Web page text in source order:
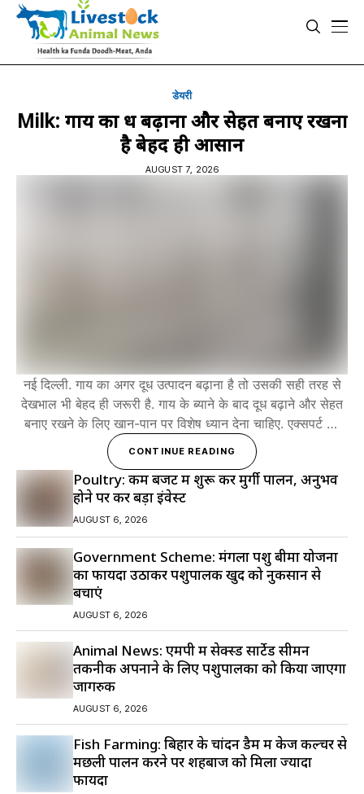
डेयरी
Milk: गाय का दूध बढ़ाना और सेहत बनाए रखना
है बेहद ही आसान
AUGUST 7, 2026
नई दिल्ली. गाय का अगर दूध उत्पादन बढ़ाना है तो उसकी सही तरह से
देखभाल भी बेहद ही जरूरी है. गाय के ब्याने के बाद दूध बढ़ाने और सेहत
बनाए रखने के लिए खान-पान पर विशेष ध्यान देना चाहिए. एक्सपर्ट का
कहना है कि गाय के ब्याने (बच्चा देने) के बाद उसका...
CONTINUE READING
Poultry: कम बजट में शुरू करें मुर्गी पालन, अनुभव
होने पर करें बड़ा इंवेस्ट
AUGUST 6, 2026
Government Scheme: मंगला पशु बीमा योजना
का फायदा उठाकर पशुपालक खुद को नुकसान से
बचाएं
AUGUST 6, 2026
Animal News: एमपी में सेक्स्ड सार्टेड सीमन
तकनीक अपनाने के लिए पशुपालकों को किया जाएगा
जागरुक
AUGUST 6, 2026
Fish Farming: बिहार के चांदन डैम में केज कल्चर से
मछली पालन करने पर शहबाज को मिला ज्यादा
फायदा